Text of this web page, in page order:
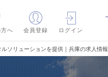
へ
会員登録 ログイン
ソリューションを提供｜兵庫の求人情報